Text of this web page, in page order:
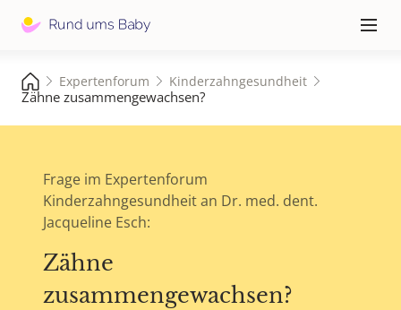
≡
Expertenforum Kinderzahngesundheit
Zähne zusammengewachsen?
Frage im Expertenforum
Kinderzahngesundheit an Dr. med. dent.
Jacqueline Esch:
Zähne
zusammengewachsen?